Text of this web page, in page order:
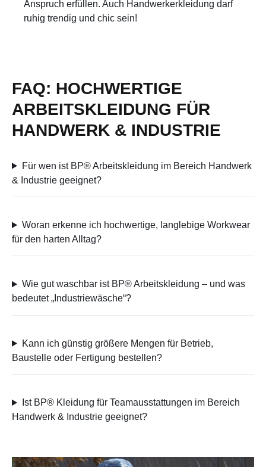
Anspruch erfüllen. Auch Handwerkerkleidung darf
ruhig trendig und chic sein!
FAQ: HOCHWERTIGE
ARBEITSKLEIDUNG FÜR
HANDWERK & INDUSTRIE
Für wen ist BP® Arbeitskleidung im Bereich Handwerk
& Industrie geeignet?
Woran erkenne ich hochwertige, langlebige Workwear
für den harten Alltag?
Wie gut waschbar ist BP® Arbeitskleidung – und was
bedeutet „Industriewäsche“?
Kann ich günstig größere Mengen für Betrieb,
Baustelle oder Fertigung bestellen?
Ist BP® Kleidung für Teamausstattungen im Bereich
Handwerk & Industrie geeignet?